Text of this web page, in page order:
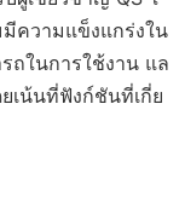
ความแข็งแกร่งใน
ถในการใช้งาน แล
เน้นที่ฟังก์ชันที่เกี่ย